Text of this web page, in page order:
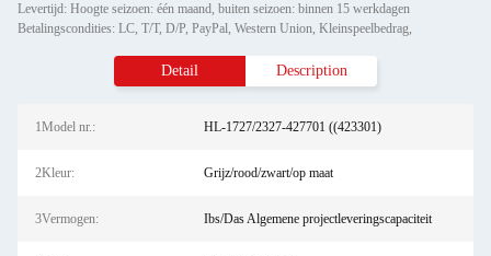
Levertijd: Hoogte seizoen: één maand, buiten seizoen: binnen 15 werkdagen
Betalingscondities: LC, T/T, D/P, PayPal, Western Union, Kleinspeelbedrag,
Detail Description
1Model nr.: HL-1727/2327-427701 ((423301)
2Kleur: Grijz/rood/zwart/op maat
3Vermogen: Ibs/Das Algemene projectleveringscapaciteit